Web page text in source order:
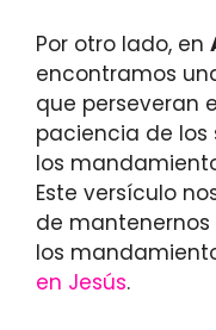
Por otro lado, en
encontramos
que perseveran
paciencia de los
los
Este versículo
de
los
en Jesús.